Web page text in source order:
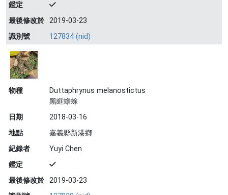
鑑定
最後修改於 2019-03-23
識別號
127834 (nid)
物種
Duttaphrynus melanostictus
黑眶蟾蜍
日期
2018-03-16
地點
嘉義縣新港鄉
紀錄者
Yuyi Chen
鑑定
最後修改於 2019-03-23